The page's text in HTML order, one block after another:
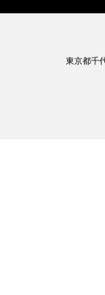
東京都千